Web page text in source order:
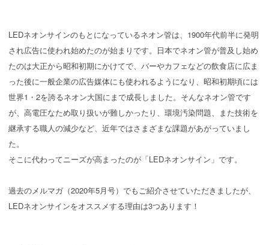
LEDネオンサインのもとになっているネオン管は、1900年代前半に発明
され広告に使われ始めたのが始まりです。日本でネオン管が普及し始め
たのは大正から昭和初期にかけてで、バーやカフェなどの飲食店に広ま
った後に一般企業の広告媒体にも使われるようになり、昭和初期頃には
世界1・2を誇るネオン大国にまで成長しました。そんなネオン管です
が、高電圧なため取り扱いが難しかったり、環境汚染問題、また技術を
継承する職人の減少など、近年ではさまざまな課題があがっていまし
た。
そこに代わってニーズが高まったのが「LEDネオンサイン」です。
過去のメルマガ（2020年5月号）でもご紹介させていただきましたが、
LEDネオンサインをオススメする理由は3つあります！